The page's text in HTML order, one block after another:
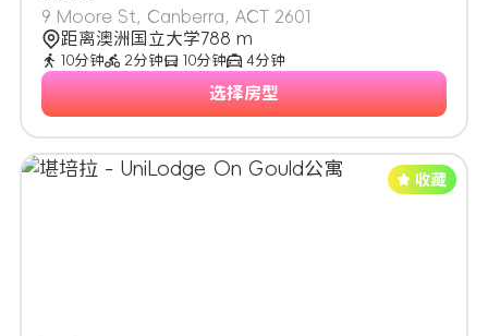
9 Moore St, Canberra, ACT 2601
距离澳洲国立大学788 m
10分钟 2分钟 10分钟 4分钟
选择房型